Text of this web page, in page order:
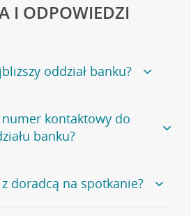
I ODPOWIEDZI
oddział banku?
banku, zapraszamy na
, na której znajduje się
numer kontaktowy do
banku?
udostępnia ogólnego numeru
doradcą na spotkanie?